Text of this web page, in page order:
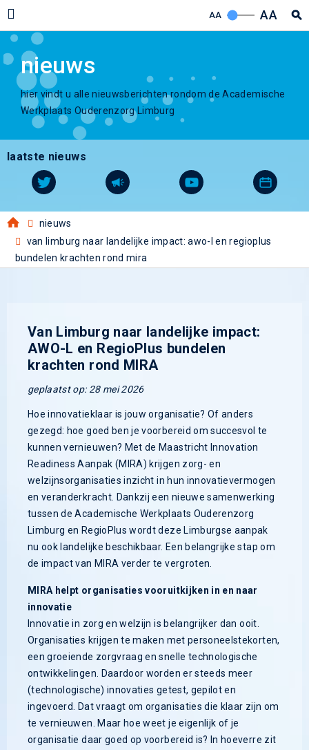
AA AA
nieuws
hier vindt u alle nieuwsberichten rondom de Academische
Werkplaats Ouderenzorg Limburg
laatste nieuws
nieuws
van limburg naar landelijke impact: awo-l en regioplus
bundelen krachten rond mira
Van Limburg naar landelijke impact:
AWO-L en RegioPlus bundelen
krachten rond MIRA
geplaatst op: 28 mei 2026
Hoe innovatieklaar is jouw organisatie? Of anders
gezegd: hoe goed ben je voorbereid om succesvol te
kunnen vernieuwen? Met de Maastricht Innovation
Readiness Aanpak (MIRA) krijgen zorg- en
welzijnsorganisaties inzicht in hun innovatievermogen
en veranderkracht. Dankzij een nieuwe samenwerking
tussen de Academische Werkplaats Ouderenzorg
Limburg en RegioPlus wordt deze Limburgse aanpak
nu ook landelijke beschikbaar. Een belangrijke stap om
de impact van MIRA verder te vergroten.
MIRA helpt organisaties vooruitkijken in en naar
innovatie
Innovatie in zorg en welzijn is belangrijker dan ooit.
Organisaties krijgen te maken met personeelstekorten,
een groeiende zorgvraag en snelle technologische
ontwikkelingen. Daardoor worden er steeds meer
(technologische) innovaties getest, gepilot en
ingevoerd. Dat vraagt om organisaties die klaar zijn om
te vernieuwen. Maar hoe weet je eigenlijk of je
organisatie daar goed op voorbereid is? In hoeverre zit